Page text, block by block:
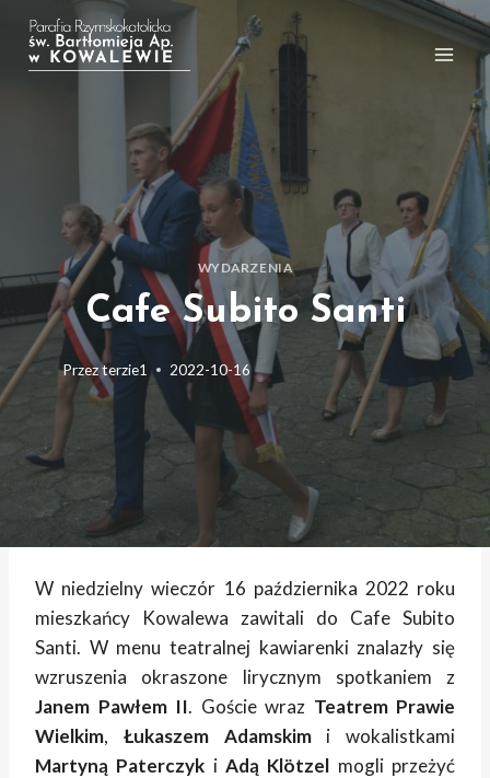
Przejdź
treści
WYDARZENIA
Cafe Subito Santi
Przezterzie1 2022-10-16
W niedzielny wieczór 16 października 2022 roku
mieszkańcy Kowalewa zawitali do Cafe Subito
Santi. W menu teatralnej kawiarenki znalazły się
wzruszenia okraszone lirycznym spotkaniem z
Janem Pawłem II. Goście wraz Teatrem Prawie
Wielkim, Łukaszem Adamskimi wokalistkami
Martyną Paterczyk iAdą Klötzel mogli przeżyć